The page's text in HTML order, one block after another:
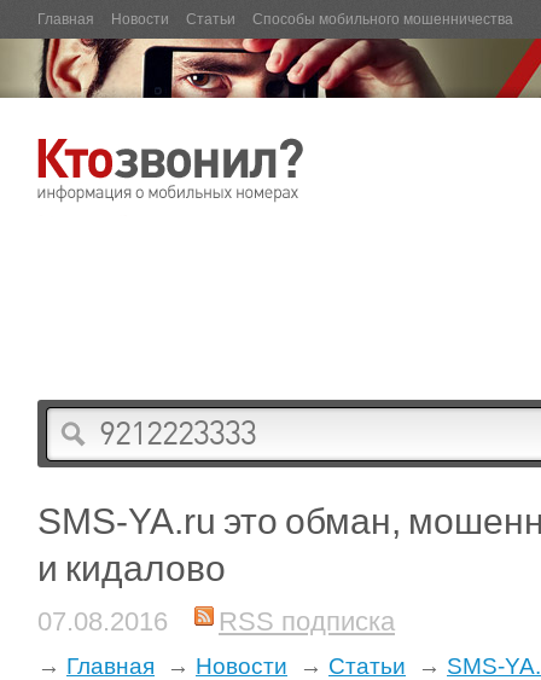
Главная Новости Статьи Способы мобильного мошенничества
SMS-YA.ru это обман,
и кидалово
07.08.2016 RSS подписка
→ Главная → Новости → Статьи → SMS-